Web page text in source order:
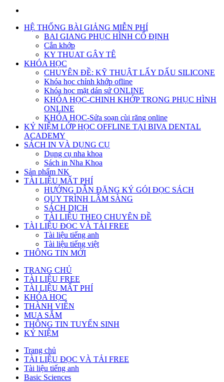
HỆ THỐNG BÀI GIẢNG MIỄN PHÍ
BAI GIANG PHỤC HÌNH CỐ ĐỊNH
Cắn khớp
KY THUAT GÂY TÊ
KHÓA HỌC
CHUYÊN ĐỀ: KỸ THUẬT LẤY DẤU SILICONE
Khóa học chỉnh khớp ofline
Khóa học mặt dán sứ ONLINE
KHÓA HỌC-CHINH KHỚP TRONG PHỤC HÌNH
ONLINE
KHÓA HỌC-Sửa soạn cùi răng online
KỶ NIỆM LỚP HỌC OFFLINE TẠI BIVA DENTAL
ACADEMY
SÁCH IN VÀ DỤNG CỤ
Dụng cụ nha khoa
Sách in Nha Khoa
Sản phẩm NK
TÀI LIỆU MẤT PHÍ
HƯỚNG DẪN ĐĂNG KÝ GÓI ĐỌC SÁCH
QUY TRÌNH LÂM SÀNG
SÁCH DỊCH
TÀI LIỆU THEO CHUYÊN ĐỀ
TÀI LIỆU ĐỌC VÀ TẢI FREE
Tài liệu tiếng anh
Tài liệu tiếng việt
THÔNG TIN MỚI
TRANG CHỦ
TÀI LIỆU FREE
TÀI LIỆU MẤT PHÍ
KHÓA HỌC
THÀNH VIÊN
MUA SẮM
THÔNG TIN TUYỂN SINH
KỶ NIỆM
Trang chủ
TÀI LIỆU ĐỌC VÀ TẢI FREE
Tài liệu tiếng anh
Basic Sciences